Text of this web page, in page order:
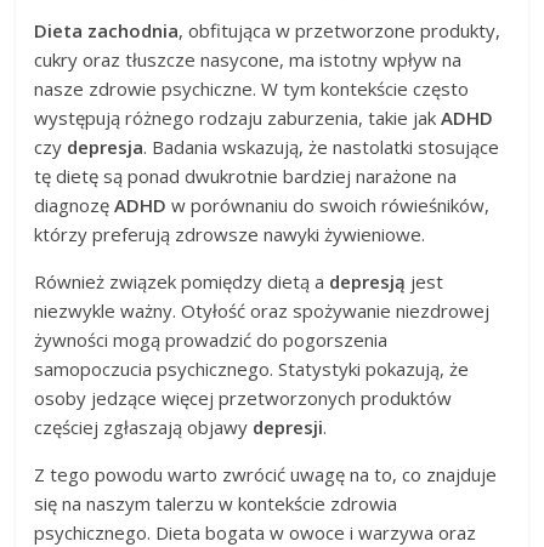
Dieta zachodnia, obfitująca w przetworzone produkty,
cukry oraz tłuszcze nasycone, ma istotny wpływ na
nasze zdrowie psychiczne. W tym kontekście często
występują różnego rodzaju zaburzenia, takie jakADHD
czy depresja. Badania wskazują, że nastolatki stosujące
tę dietę są ponad dwukrotnie bardziej narażone na
diagnozęADHD w porównaniu do swoich rówieśników,
którzy preferują zdrowsze nawyki żywieniowe.
Również związek pomiędzy dietą a depresją jest
niezwykle ważny. Otyłość oraz spożywanie niezdrowej
żywności mogą prowadzić do pogorszenia
samopoczucia psychicznego. Statystyki pokazują, że
osoby jedzące więcej przetworzonych produktów
częściej zgłaszają objawy depresji.
Z tego powodu warto zwrócić uwagę na to, co znajduje
się na naszym talerzu w kontekście zdrowia
psychicznego. Dieta bogata w owoce i warzywa oraz